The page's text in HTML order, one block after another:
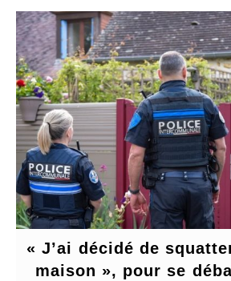
« J’ai décidé de
maison », pour se